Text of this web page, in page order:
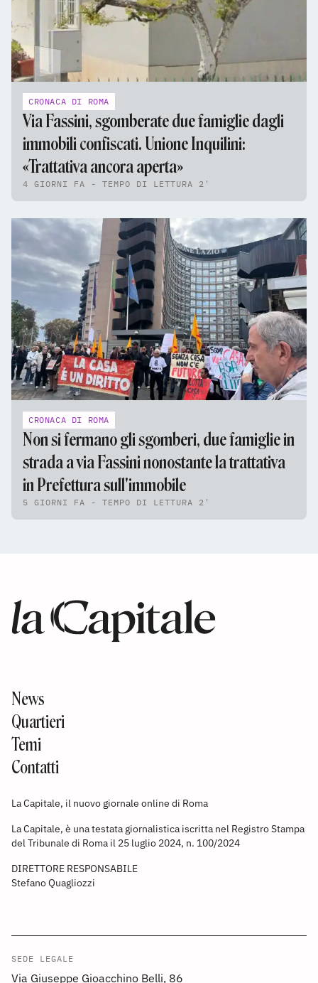
CRONACA DI ROMA
Via Fassini, sgomberate due famiglie dagli
immobili confiscati. Unione Inquilini:
«Trattativa ancora aperta»
4 GIORNI FA - TEMPO DI LETTURA 2'
CRONACA DI ROMA
Non si fermano gli sgomberi, due famiglie in
strada a via Fassini nonostante la trattativa
in Prefettura sull'immobile
5 GIORNI FA - TEMPO DI LETTURA 2'
News
Quartieri
Temi
Contatti
La Capitale, il nuovo giornale online di Roma
La Capitale, è una testata giornalistica iscritta nel Registro Stampa
del Tribunale di Roma il 25 luglio 2024, n. 100/2024
DIRETTORE RESPONSABILE
Stefano Quagliozzi
SEDE LEGALE
Via Giuseppe Gioacchino Belli, 86